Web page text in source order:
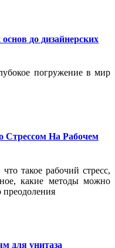
до дизайнерских
погружение в мир
Стрессом На Рабочем
такое рабочий стресс,
какие методы можно
преодоления
для унитаза